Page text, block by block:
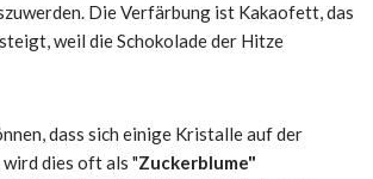
Die Verfärbung ist Kakaofett, das
weil die Schokolade der Hitze
dass sich einige Kristalle auf der
dies oft als "Zuckerblume"